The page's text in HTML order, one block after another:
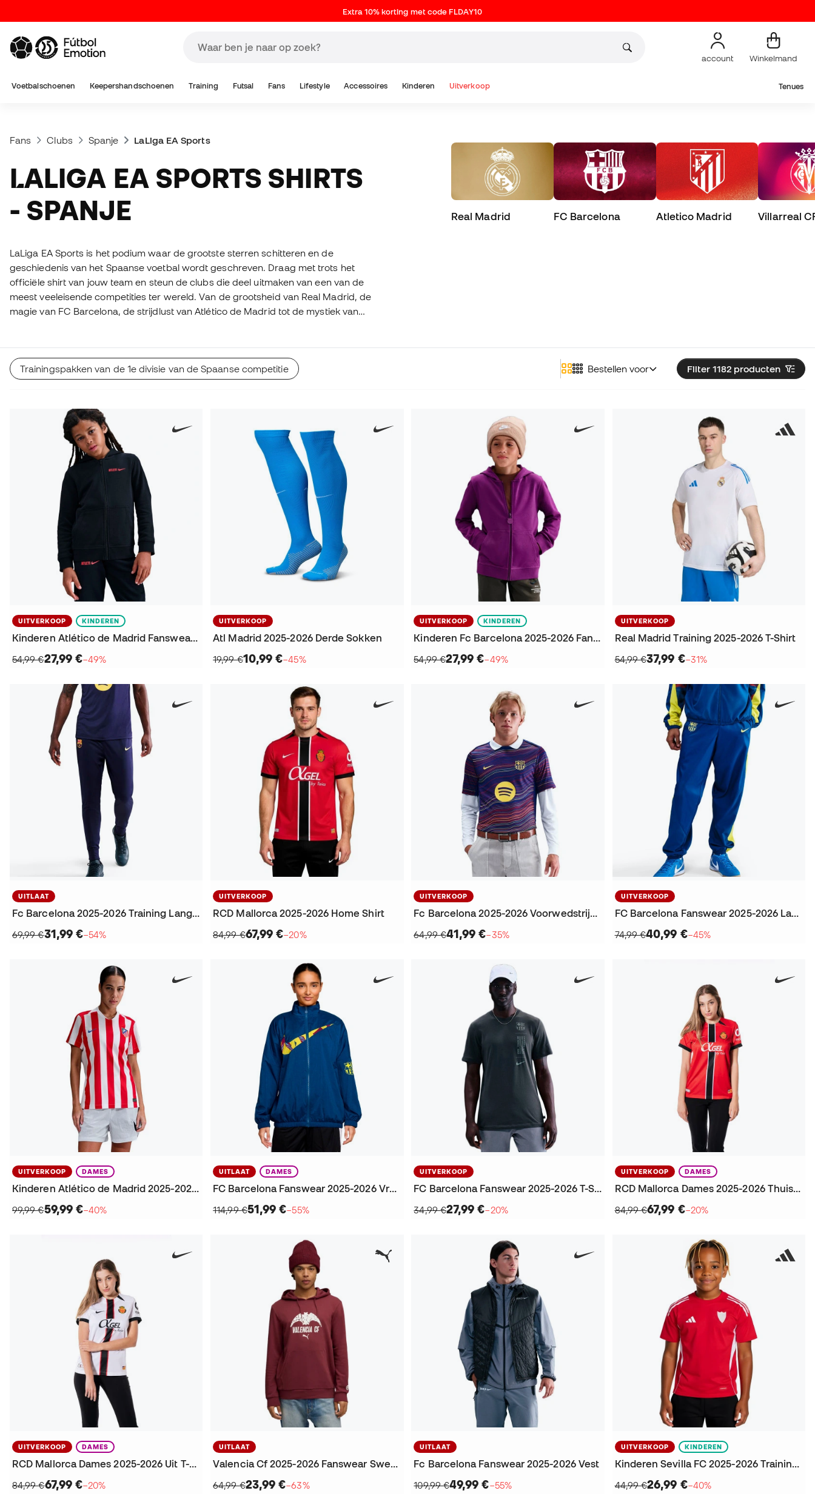
Extra 10% korting met code FLDAY10
account Winkelmand
Voetbalschoenen Keepershandschoenen Training Futsal Fans Lifestyle Accessoires Kinderen Uitverkoop Tenues
Fans Clubs Spanje LaLiga EA Sports
LALIGA EA SPORTS SHIRTS
- SPANJE
LaLiga EA Sports is het podium waar de grootste sterren schitteren en de
geschiedenis van het Spaanse voetbal wordt geschreven. Draag met trots het
officiële shirt van jouw team en steun de clubs die deel uitmaken van een van de
meest veeleisende competities ter wereld. Van de grootsheid van Real Madrid, de
magie van FC Barcelona, de strijdlust van Atlético de Madrid tot de mystiek van
Real Madrid FC Barcelona Atletico Madrid Villarreal
Filter 1182 producten
Bestellen voor
Trainingspakken van de 1e divisie van de Spaanse competitie
UITVERKOOP KINDEREN
Kinderen Atlético de Madrid Fanswear 2025-2026 Jack
54,99 €27,99 €−49%
UITVERKOOP
Atl Madrid 2025-2026 Derde Sokken
19,99 €10,99 €−45%
UITVERKOOP KINDEREN
Kinderen Fc Barcelona 2025-2026 Fanswear Jack
54,99 €27,99 €−49%
UITVERKOOP
Real Madrid Training 2025-2026 T-Shirt
54,99 €37,99 €−31%
UITLAAT
Fc Barcelona 2025-2026 Training Lange broek
69,99 €31,99 €−54%
UITVERKOOP
RCD Mallorca 2025-2026 Home Shirt
84,99 €67,99 €−20%
UITVERKOOP
Fc Barcelona 2025-2026 Voorwedstrijd Shirt
64,99 €41,99 €−35%
UITVERKOOP
FC Barcelona Fanswear 2025-2026 Lange broek
74,99 €40,99 €−45%
UITVERKOOP DAMES
Kinderen Atlético de Madrid 2025-2026 Thuis Shirt
99,99 €59,99 €−40%
UITLAAT DAMES
FC Barcelona Fanswear 2025-2026 Vrouw Jack
114,99 €51,99 €−55%
UITVERKOOP
FC Barcelona Fanswear 2025-2026 T-Shirt
34,99 €27,99 €−20%
UITVERKOOP DAMES
RCD Mallorca Dames 2025-2026 Thuis T-Shirt
84,99 €67,99 €−20%
UITVERKOOP DAMES
RCD Mallorca Dames 2025-2026 Uit T-Shirt
84,99 €67,99 €−20%
UITLAAT
Valencia Cf 2025-2026 Fanswear Sweatshirt
64,99 €23,99 €−63%
UITLAAT
Fc Barcelona Fanswear 2025-2026 Vest
109,99 €49,99 €−55%
UITVERKOOP KINDEREN
Kinderen Sevilla FC 2025-2026 Training T-Shirt
44,99 €26,99 €−40%